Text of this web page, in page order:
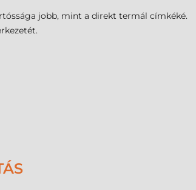
jobb, mint a direkt termál címkéké.